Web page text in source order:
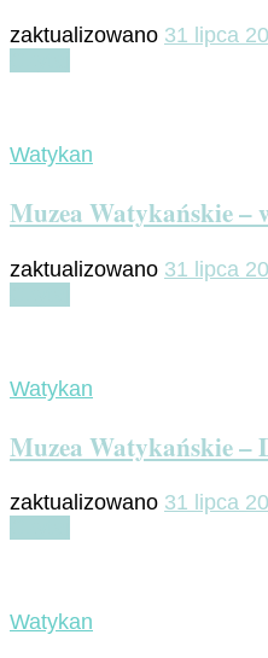
zaktualizowano 31 lipca
Watykan
Muzea Watykańskie –
zaktualizowano 31 lipca
Watykan
Muzea Watykańskie –
zaktualizowano 31 lipca
Watykan